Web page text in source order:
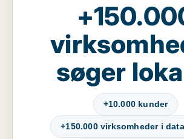
søger
+10.000 kunder
+150.000 virksomheder i